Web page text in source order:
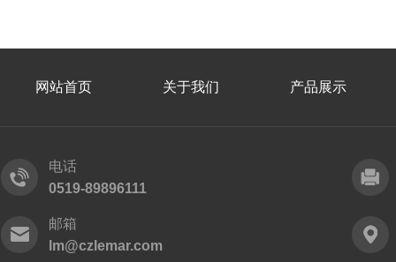
网站首页 关于我们 产品展示
电话
0519-89896111
邮箱
lm@czlemar.com